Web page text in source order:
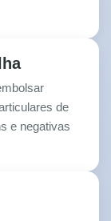
de
e negativas